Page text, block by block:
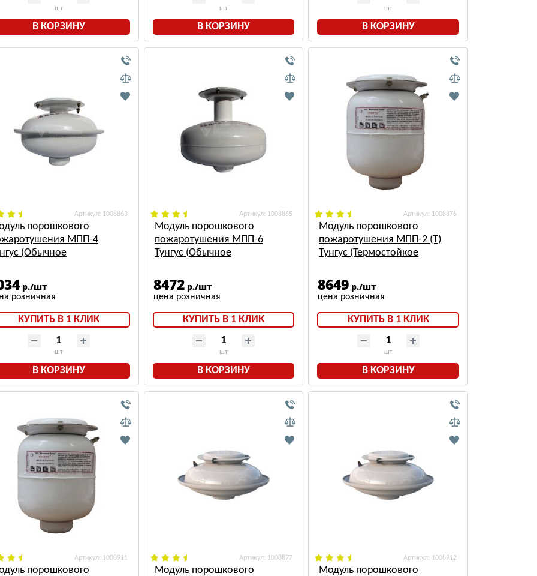
шт
В КОРЗИНУ
шт
В КОРЗИНУ
шт
В КОРЗИНУ
: 1008863
порошкового
МПП-4
(Обычное
р./шт
КУПИТЬ В 1 КЛИК
шт
В КОРЗИНУ
: 1008865
Модуль порошкового
пожаротушения МПП-6
Тунгус (Обычное
8472 р./шт
КУПИТЬ В 1 КЛИК
шт
В КОРЗИНУ
: 1008876
Модуль порошкового
пожаротушения МПП-2 (Т)
Тунгус (Термостойкое
8649 р./шт
КУПИТЬ В 1 КЛИК
шт
В КОРЗИНУ
: 1008911
порошкового
: 1008877
Модуль порошкового
: 1008912
Модуль порошкового